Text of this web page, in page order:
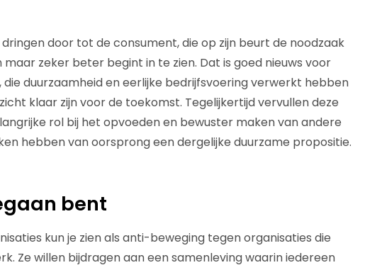
door tot de consument, die op zijn beurt de noodzaak
zeker beter begint in te zien. Dat is goed nieuws voor
duurzaamheid en eerlijke bedrijfsvoering verwerkt hebben
klaar zijn voor de toekomst. Tegelijkertijd vervullen deze
rol bij het opvoeden en bewuster maken van andere
hebben van oorsprong een dergelijke duurzame propositie.
bent
kun je zien als anti-beweging tegen organisaties die
Ze willen bijdragen aan een samenleving waarin iedereen